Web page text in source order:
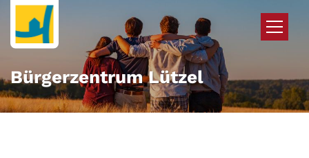
Zum Inhalt springen
Bürgerzentrum Lützel